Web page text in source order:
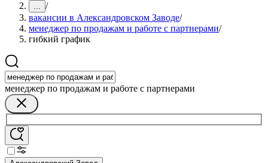
... /
вакансии в Александровском Заводе/
менеджер по продажам и работе с партнерами/
гибкий график
менеджер по продажам и работе с партнерами